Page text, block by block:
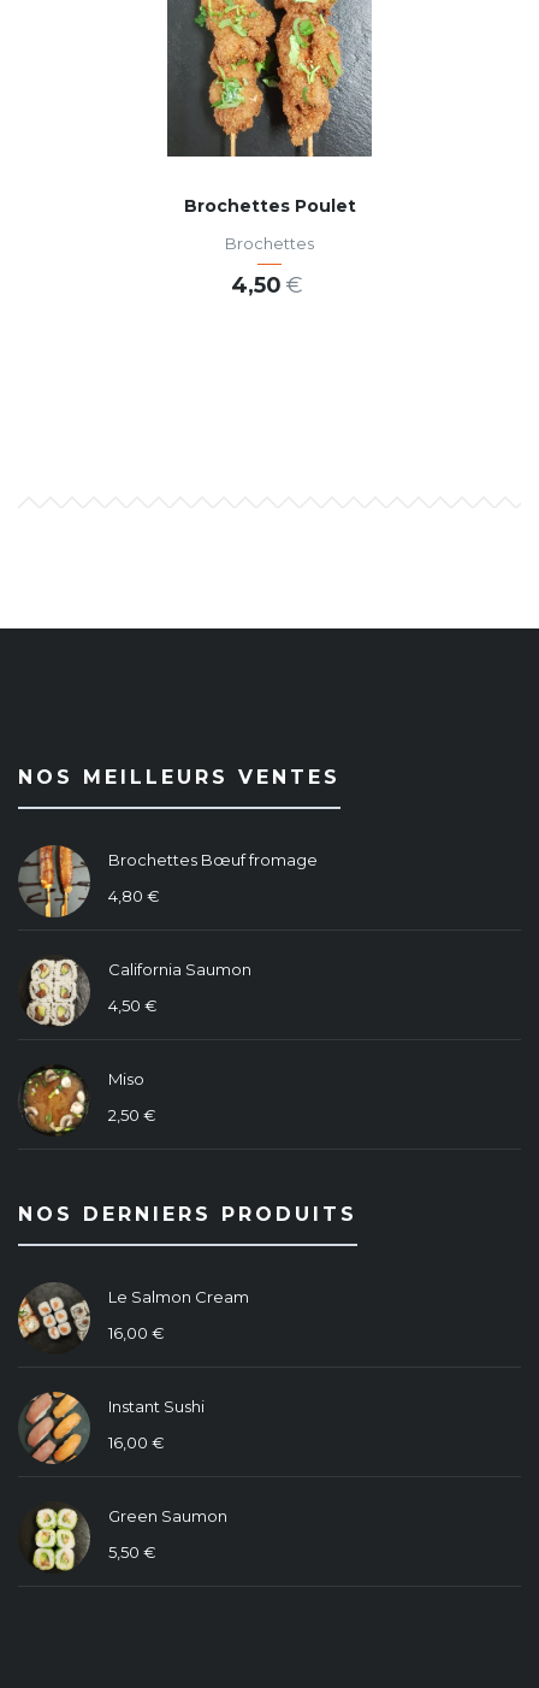
Brochettes Poulet
Brochettes
4,50 €
NOS MEILLEURS VENTES
Brochettes Bœuf fromage
4,80 €
California Saumon
4,50 €
Miso
2,50 €
NOS DERNIERS PRODUITS
Le Salmon Cream
16,00 €
Instant Sushi
16,00 €
Green Saumon
5,50 €